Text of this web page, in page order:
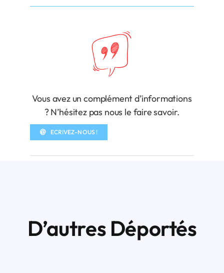
Vous avez un complément d’informations
? N’hésitez pas nous le faire savoir.
ECRIVEZ-NOUS !
D’autres Déportés